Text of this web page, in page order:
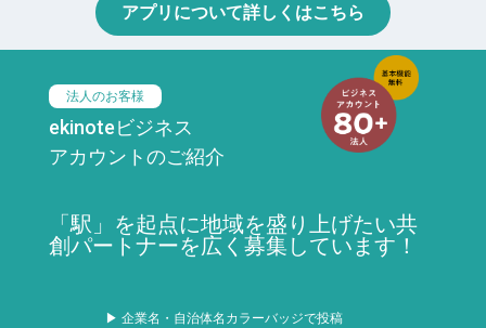
アプリについて詳しくはこちら
法人のお客様
ekinoteビジネス
アカウントのご紹介
「駅」を起点に地域を盛り上げたい共
創パートナーを広く募集しています！
▶ 企業名・自治体名カラーバッジで投稿